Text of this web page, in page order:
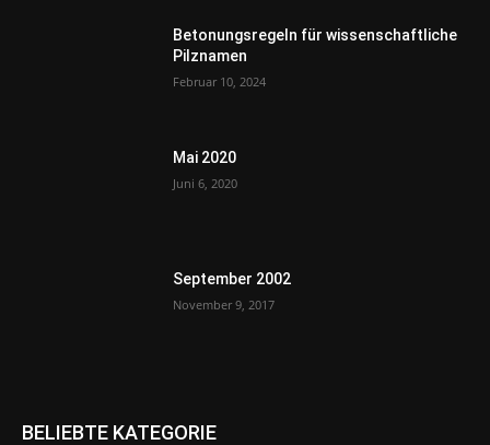
Betonungsregeln für wissenschaftliche
Pilznamen
Februar 10, 2024
Mai 2020
Juni 6, 2020
September 2002
November 9, 2017
BELIEBTE KATEGORIE